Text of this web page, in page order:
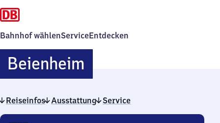
Bahnhof wählenServiceEntdecken
BeienheimBeienheim
Reiseinfos Ausstattung Service